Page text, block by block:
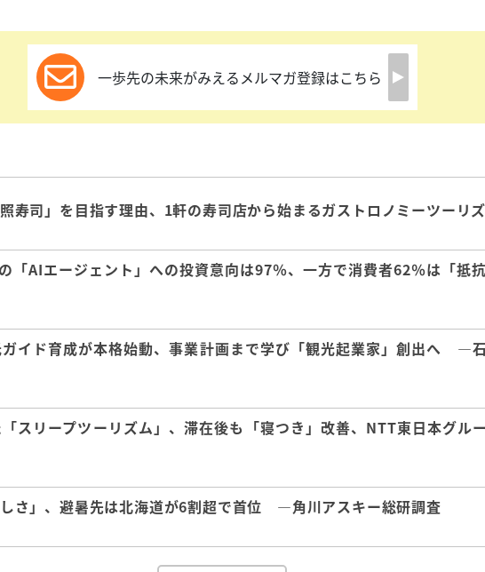
一歩先の未来がみえるメルマガ登録はこちら
寿司」を目指す理由、1軒の寿司店から始まるガストロノミーツーリズ
「AIエージェント」への投資意向は97％、一方で消費者62％は「
イド育成が本格始動、事業計画まで学び「観光起業家」創出へ ―
スリープツーリズム」、滞在後も「寝つき」改善、NTT東日本グル
さ」、避暑先は北海道が6割超で首位 ―角川アスキー総研調査